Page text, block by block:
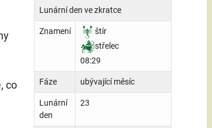
Lunární den ve zkratce
Znamení
štír
střelec
08:29
Fáze ubývající měsíc
Lunární
den
23
co